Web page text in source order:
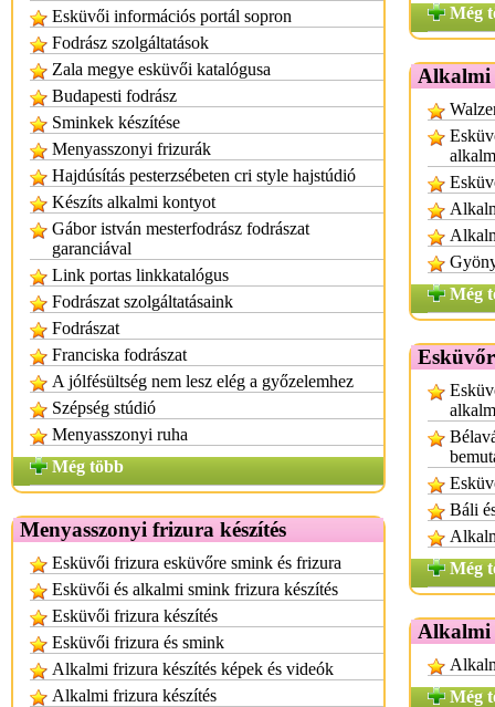
Esküvői információs portál sopron
Fodrász szolgáltatások
Zala megye esküvői katalógusa
Budapesti fodrász
Sminkek készítése
Menyasszonyi frizurák
Hajdúsítás pesterzsébeten cri style hajstúdió
Készíts alkalmi kontyot
Gábor istván mesterfodrász fodrászat
garanciával
Link portas linkkatalógus
Fodrászat szolgáltatásaink
Fodrászat
Franciska fodrászat
A jólfésültség nem lesz elég a győzelemhez
Szépség stúdió
Menyasszonyi ruha
Még több
Menyasszonyi frizura készítés
Esküvői frizura esküvőre smink és frizura
Esküvői és alkalmi smink frizura készítés
Esküvői frizura készítés
Esküvői frizura és smink
Alkalmi frizura készítés képek és videók
Alkalmi frizura készítés
Még
Alkalmi
Még
Báli
Még
Alkalmi
Még